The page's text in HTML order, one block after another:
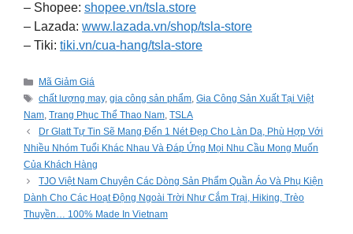
– Shopee: shopee.vn/tsla.store
– Lazada: www.lazada.vn/shop/tsla-store
– Tiki: tiki.vn/cua-hang/tsla-store
Categories
Mã Giảm Giá
Tags
chất lượng may,gia công sản phẩm,Gia Công Sản Xuất Tại Việt
Nam, Trang Phục Thể Thao Nam, TSLA
Dr Glatt Tự Tin Sẽ Mang Đến 1 Nét Đẹp Cho Làn Da, Phù Hợp Với
Nhiều Nhóm Tuổi Khác Nhau Và Đáp Ứng Mọi Nhu Cầu Mong Muốn
Của Khách Hàng
TJO Việt Nam Chuyên Các Dòng Sản Phẩm Quần Áo Và Phụ Kiện
Dành Cho Các Hoạt Động Ngoài Trời Như Cắm Trại, Hiking, Trèo
Thuyền… 100% Made In Vietnam